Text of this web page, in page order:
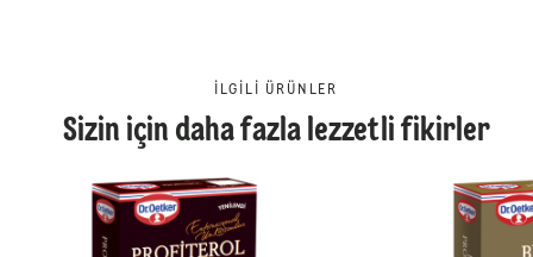
İLGILI ÜRÜNLER
Sizin için daha fazla lezzetli fikirler